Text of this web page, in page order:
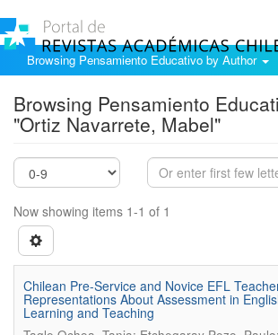
Browsing Pensamiento Educativo by Author
Browsing Pensamiento
"Ortiz Navarrete, Mabel"
Now showing items 1-1 of 1
Chilean Pre-Service and Novice EFL
Representations About Assessment in
Learning and Teaching